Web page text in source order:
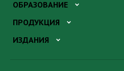
ОБРАЗОВАНИЕ
ПРОДУКЦИЯ
ИЗДАНИЯ